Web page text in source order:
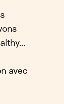
avec